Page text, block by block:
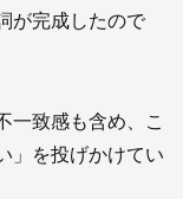
が完成したので
一致感も含め、こ
」を投げかけてい